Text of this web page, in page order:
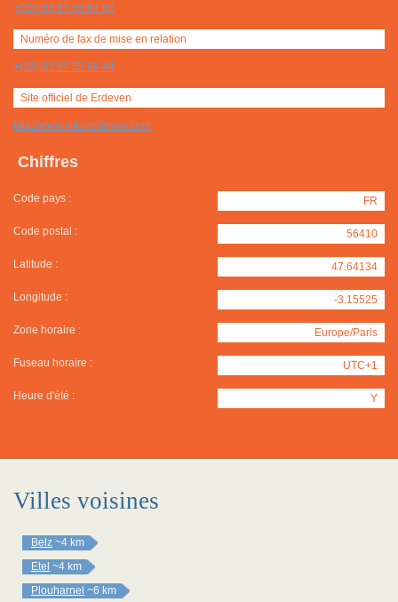
+(33) 02 97 55 64 62
Numéro de fax de mise en relation
+(33) 02 97 55 69 44
Site officiel de Erdeven
http://www.ville-erdeven.com
Chiffres
Code pays : FR
Code postal : 56410
Latitude : 47.64134
Longitude : -3.15525
Zone horaire : Europe/Paris
Fuseau horaire : UTC+1
Heure d'été : Y
Villes voisines
Belz ~4 km
Etel ~4 km
Plouharnel ~6 km